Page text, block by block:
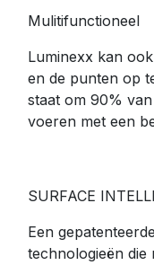
Mulitifunctioneel
Luminexx kan
en de punten op
staat om 90%
voeren met een
SURFACE
Een
technologieën die